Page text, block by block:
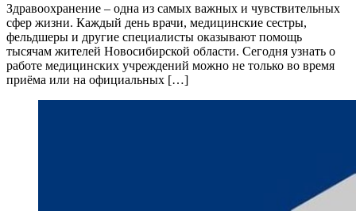
Здравоохранение – одна из самых важных и чувствительных
сфер жизни. Каждый день врачи, медицинские сестры,
фельдшеры и другие специалисты оказывают помощь
тысячам жителей Новосибирской области. Сегодня узнать о
работе медицинских учреждений можно не только во время
приёма или на официальных […]